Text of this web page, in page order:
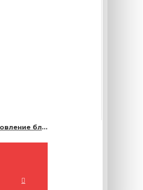
Изготовление блокнотов на заказ